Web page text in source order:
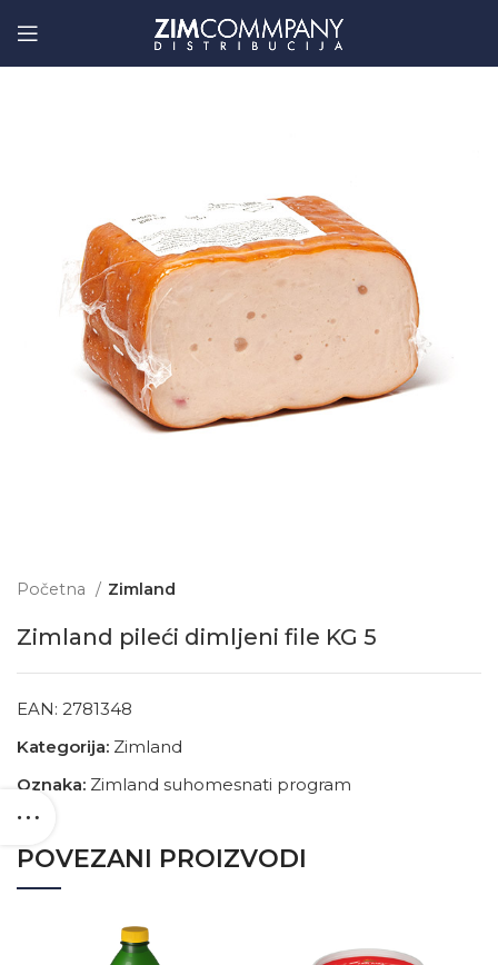
Početna Zimland
Zimland pileći dimljeni file KG 5
EAN: 2781348
Kategorija: Zimland
Oznaka: Zimland suhomesnati program
POVEZANI PROIZVODI